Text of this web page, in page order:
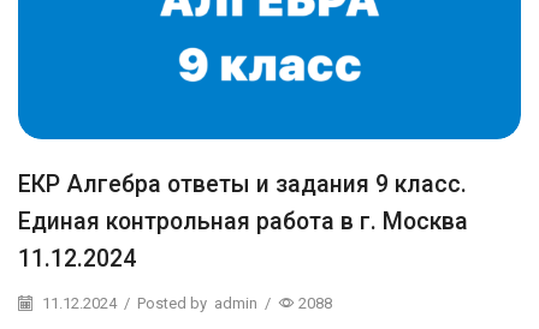
ЕКР Алгебра ответы и задания 9 класс.
Единая контрольная работа в г. Москва
11.12.2024
11.12.2024 / Posted by admin / 2088